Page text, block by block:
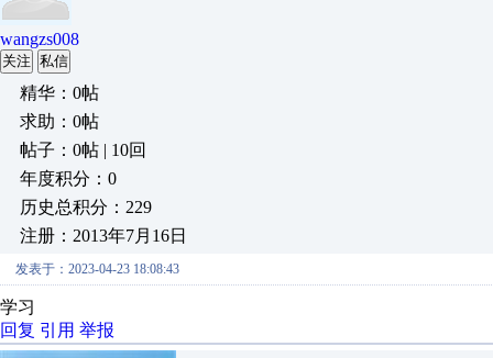
wangzs008
关注 私信
精华：0帖
求助：0帖
帖子：0帖 | 10回
年度积分：0
历史总积分：229
注册：2013年7月16日
发表于：2023-04-23 18:08:43
学习
回复 引用 举报